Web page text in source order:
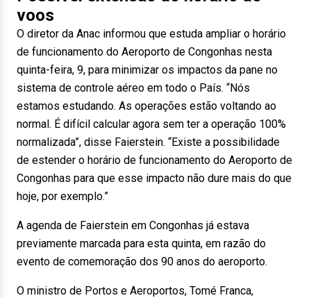
voos
O diretor da Anac informou que estuda ampliar o horário
de funcionamento do Aeroporto de Congonhas nesta
quinta-feira, 9, para minimizar os impactos da pane no
sistema de controle aéreo em todo o País. “Nós
estamos estudando. As operações estão voltando ao
normal. É difícil calcular agora sem ter a operação 100%
normalizada”, disse Faierstein. “Existe a possibilidade
de estender o horário de funcionamento do Aeroporto de
Congonhas para que esse impacto não dure mais do que
hoje, por exemplo.”
A agenda de Faierstein em Congonhas já estava
previamente marcada para esta quinta, em razão do
evento de comemoração dos 90 anos do aeroporto.
O ministro de Portos e Aeroportos, Tomé Franca,